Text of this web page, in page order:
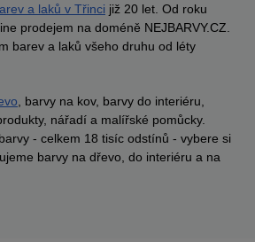
a laků v Třinci již 20 let. Od roku
prodejem na doméně NEJBARVY.CZ.
barev a laků všeho druhu od léty
, barvy na kov, barvy do interiéru,
nářadí a malířské pomůcky.
- celkem 18 tisíc odstínů - vybere si
barvy na dřevo, do interiéru a na